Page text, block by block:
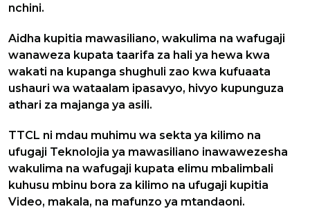
nchini.
Aidha kupitia mawasiliano, wakulima na wafugaji
wanaweza kupata taarifa za hali ya hewa kwa
wakati na kupanga shughuli zao kwa kufuaata
ushauri wa wataalam ipasavyo, hivyo kupunguza
athari za majanga ya asili.
TTCL ni mdau muhimu wa sekta ya kilimo na
ufugaji Teknolojia ya mawasiliano inawawezesha
wakulima na wafugaji kupata elimu mbalimbali
kuhusu mbinu bora za kilimo na ufugaji kupitia
Video, makala, na mafunzo ya mtandaoni.